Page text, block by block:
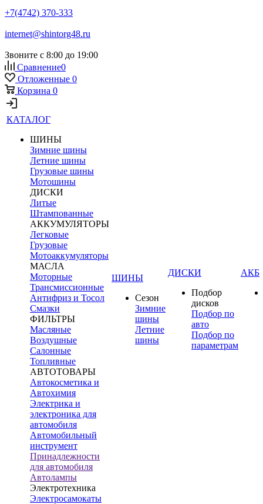
+7(4742) 370-333
internet@shintorg48.ru
Звоните с 8:00 до 19:00
Сравнение0
Отложенные 0
Корзина 0
КАТАЛОГ
ШИНЫ
Зимние шины
Летние шины
Грузовые шины
Мотошины
ДИСКИ
Литые
Штампованные
АККУМУЛЯТОРЫ
Легковые
Грузовые
Мотоаккумуляторы
МАСЛА
Моторные
Трансмиссионные
Антифриз и Тосол
Смазки
ФИЛЬТРЫ
Масляные
Воздушные
Салонные
Топливные
АВТОТОВАРЫ
Автокосметика и
Автохимия
Электрика и
электроника для
автомобиля
Автомобильный
инструмент
Принадлежности
для автомобиля
Автолампы
Электротехника
Электросамокаты
ШИНЫ
Сезон
Зимние
шины
Летние
шины
ДИСКИ
Подбор
дисков
Подбор по
авто
Подбор по
параметрам
АКБ